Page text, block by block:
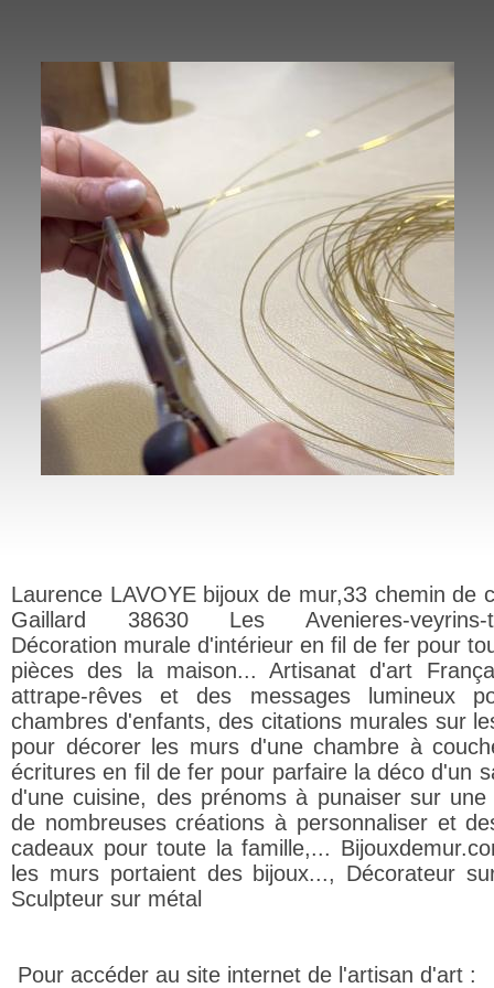
Laurence LAVOYE bijoux de mur,33 chemin de
Gaillard 38630 Les Avenieres-veyrins-
Décoration murale d'intérieur en fil de fer pour
pièces des la maison... Artisanat d'art
attrape-rêves et des messages lumineux
chambres d'enfants, des citations murales sur
pour décorer les murs d'une chambre à
écritures en fil de fer pour parfaire la déco d'un
d'une cuisine, des prénoms à punaiser sur
de nombreuses créations à personnaliser et
cadeaux pour toute la famille,...
les murs portaient des bijoux..., Décorateur
Sculpteur sur métal
Pour accéder au site internet de l'artisan d'art :